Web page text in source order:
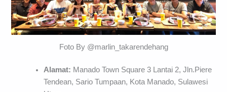
Foto By @marlin_takarendehang
Alamat: Manado Town Square 3 Lantai 2, Jln.Piere
Tendean, Sario Tumpaan, Kota Manado, Sulawesi